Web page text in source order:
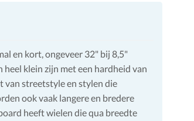
en kort, ongeveer 32" bij 8,5"
klein zijn met een hardheid van
van streetstyle en stylen die
ook vaak langere en bredere
heeft wielen die qua breedte